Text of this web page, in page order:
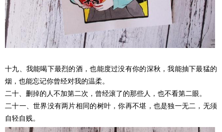
十九、我能喝下最烈的酒，也能度过没有你的深秋，我能抽下最猛的
烟，也能忘记你曾经对我的温柔。
二十、删掉的人不加第二次，曾经滚了的那些人，也不看第二眼。
二十一、世界没有两片相同的树叶，你再不堪，也是独一无二，无须
自轻自贱。